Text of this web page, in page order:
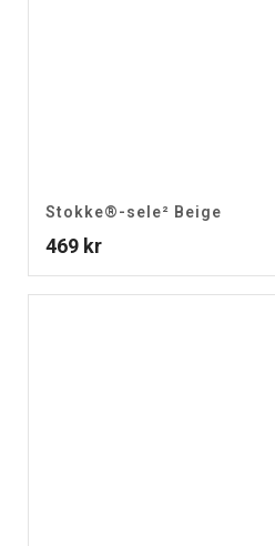
Stokke®-sele² Beige
469 kr